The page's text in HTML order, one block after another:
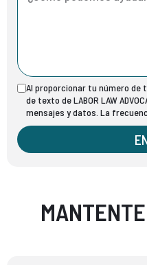
Al proporcionar tu número
de texto de LABOR LAW
mensajes y datos. La